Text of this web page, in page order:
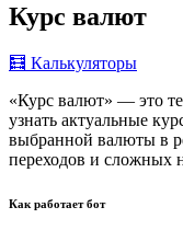
Курс валют
🧮 Калькуляторы
«Курс валют» — это
узнать актуальные
выбранной валюты в
переходов и сложных
Как работает бот